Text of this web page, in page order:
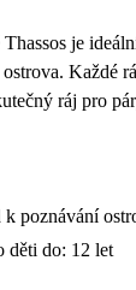
je
Každé
ráj pro
poznávání
děti do: 12 let